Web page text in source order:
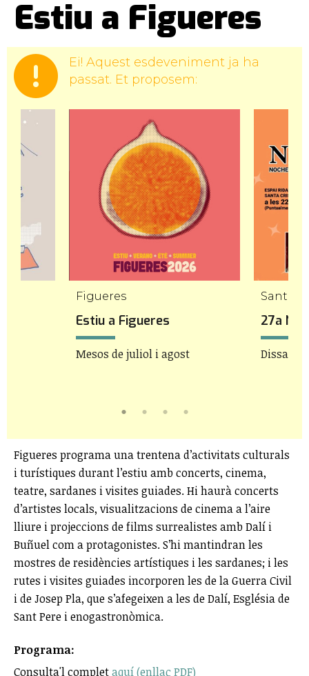
Estiu a Figueres
Ei! Aquest esdeveniment ja ha
passat. Et proposem:
Figueres
Estiu a Figueres
Mesos de juliol i agost
Santa
27a Nit
Dissabte
Figueres programa una trentena d’activitats culturals
i turístiques durant l’estiu amb concerts, cinema,
teatre, sardanes i visites guiades. Hi haurà concerts
d’artistes locals, visualitzacions de cinema a l’aire
lliure i projeccions de films surrealistes amb Dalí i
Buñuel com a protagonistes. S’hi mantindran les
mostres de residències artístiques i les sardanes; i les
rutes i visites guiades incorporen les de la Guerra Civil
i de Josep Pla, que s’afegeixen a les de Dalí, Església de
Sant Pere i enogastronòmica.
Programa:
Consulta'l completaquí (enllaç PDF)